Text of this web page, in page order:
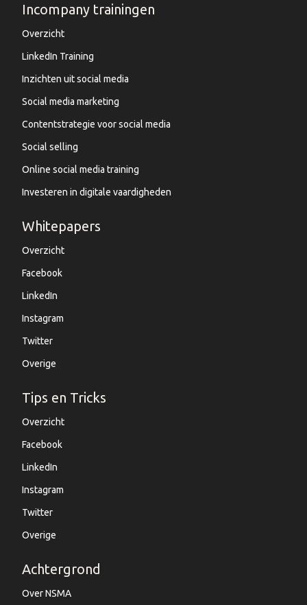
Incompany trainingen
Overzicht
LinkedIn Training
Inzichten uit social media
Social media marketing
Contentstrategie voor social media
Social selling
Online social media training
Investeren in digitale vaardigheden
Whitepapers
Overzicht
Facebook
LinkedIn
Instagram
Twitter
Overige
Tips en Tricks
Overzicht
Facebook
LinkedIn
Instagram
Twitter
Overige
Achtergrond
Over NSMA